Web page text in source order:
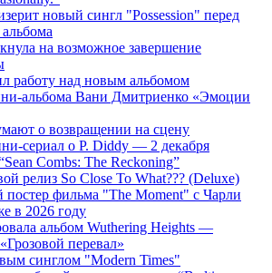
новый сингл "Possession" перед
на возможное завершение
работу над новым альбомом
альбома Вани Дмитриенко «Эмоции
о возвращении на сцену
сериал о P. Diddy — 2 декабря
Combs: The Reckoning”
релиз So Close To What??? (Deluxe)
постер фильма "The Moment" с Чарли
в 2026 году
альбом Wuthering Heights —
перевал»
синглом "Modern Times"